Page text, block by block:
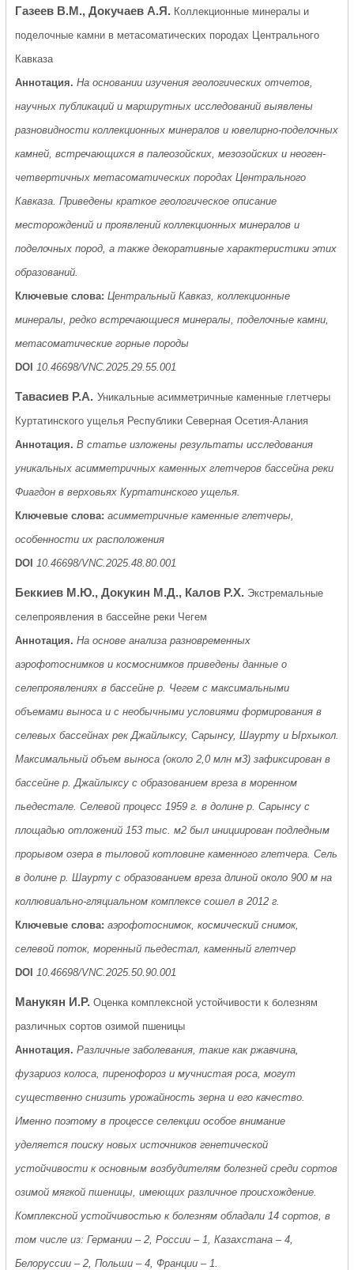
Газеев В.М., Докучаев А.Я. Коллекционные минералы и
поделочные камни в метасоматических породах Центрального
Кавказа
Аннотация. На основании изучения геологических отчетов,
научных публикаций и маршрутных исследований выявлены
разновидности коллекционных минералов и ювелирно-поделочных
камней, встречающихся в палеозойских, мезозойских и неоген-
четвертичных метасоматических породах Центрального
Кавказа. Приведены краткое геологическое описание
месторождений и проявлений коллекционных минералов и
поделочных пород, а также декоративные характеристики этих
образований.
Ключевые слова: Центральный Кавказ, коллекционные
минералы, редко встречающиеся минералы, поделочные камни,
метасоматические горные породы
DOI
10.46698/VNC.2025.29.55.001
Тавасиев Р.А. Уникальные асимметричные каменные глетчеры
Куртатинского ущелья Республики Северная Осетия-Алания
Аннотация. В статье изложены результаты исследования
уникальных асимметричных каменных глетчеров бассейна реки
Фиагдон в верховьях Куртатинского ущелья.
Ключевые слова: асимметричные каменные глетчеры,
особенности их расположения
DOI
10.46698/VNC.2025.48.80.001
Беккиев М.Ю., Докукин М.Д., Калов Р.Х. Экстремальные
селепроявления в бассейне реки Чегем
Аннотация. На основе анализа разновременных
аэрофотоснимков и космоснимков приведены данные о
селепроявлениях в бассейне р. Чегем с максимальными
объемами выноса и с необычными условиями формирования в
селевых бассейнах рек Джайлыксу, Сарынсу, Шаурту и Ырхыкол.
Максимальный объем выноса (около 2,0 млн м3) зафиксирован в
бассейне р. Джайлыксу с образованием вреза в моренном
пьедестале. Селевой процесс 1959 г. в долине р. Сарынсу с
площадью отложений 153 тыс. м2 был инициирован подледным
прорывом озера в тыловой котловине каменного глетчера. Сель
в долине р. Шаурту с образованием вреза длиной около 900 м на
коллювиально-гляциальном комплексе сошел в 2012 г.
Ключевые слова: аэрофотоснимок, космический снимок,
селевой поток, моренный пьедестал, каменный глетчер
DOI
10.46698/VNC.2025.50.90.001
Манукян И.Р. Оценка комплексной устойчивости к болезням
различных сортов озимой пшеницы
Аннотация. Различные заболевания, такие как ржавчина,
фузариоз колоса, пиренофороз и мучнистая роса, могут
существенно снизить урожайность зерна и его качество.
Именно поэтому в процессе селекции особое внимание
уделяется поиску новых источников генетической
устойчивости к основным возбудителям болезней среди сортов
озимой мягкой пшеницы, имеющих различное происхождение.
Комплексной устойчивостью к болезням обладали 14 сортов, в
том числе из: Германии – 2, России – 1, Казахстана – 4,
Белоруссии – 2, Польши – 4, Франции – 1.